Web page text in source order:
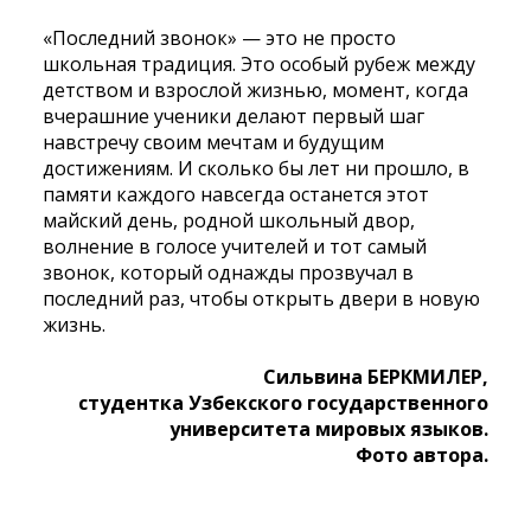
«Последний звонок» — это не просто
школьная традиция. Это особый рубеж между
детством и взрослой жизнью, момент, когда
вчерашние ученики делают первый шаг
навстречу своим мечтам и будущим
достижениям. И сколько бы лет ни прошло, в
памяти каждого навсегда останется этот
майский день, родной школьный двор,
волнение в голосе учителей и тот самый
звонок, который однажды прозвучал в
последний раз, чтобы открыть двери в новую
жизнь.
Сильвина БЕРКМИЛЕР,
студентка Узбекского государственного
университета мировых языков.
Фото автора.